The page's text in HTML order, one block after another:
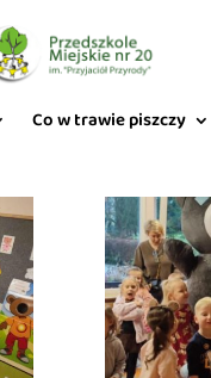
Co w trawie piszczy